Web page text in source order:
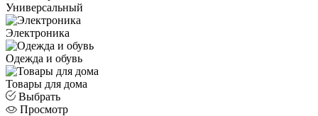
Универсальный
Электроника
Одежда и обувь
Товары для дома
Выбрать
Просмотр